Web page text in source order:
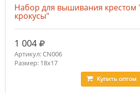
Набор для вышивания крестом
крокусы"
1 004 руб.
Артикул: CN006
Размер: 18х17
Купитьоптом